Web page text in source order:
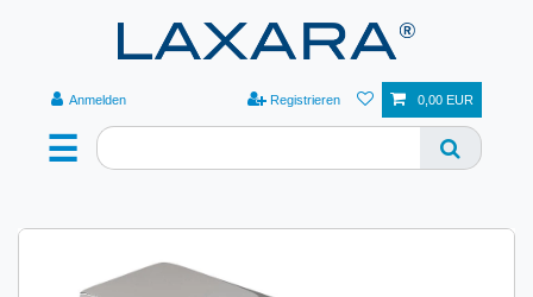
☰
Anmelden Registrieren 0,00 EUR